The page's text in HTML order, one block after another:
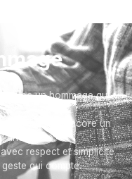
avec un hommage qui
:
un arbre, ou encore un
photo.
respect et simplicité
qui compte.